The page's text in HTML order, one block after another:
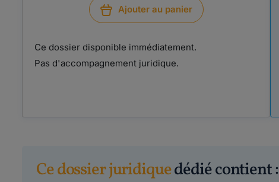
Ajouter au panier
Ce dossier disponible immédiatement.
Pas d'accompagnement juridique.
Ce dossier juridiquedédié contient :